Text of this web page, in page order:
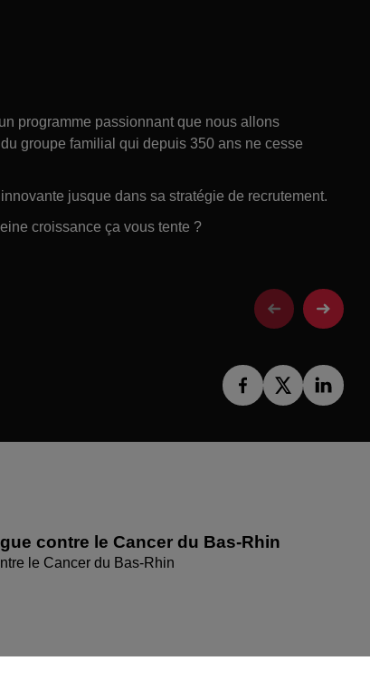
programme passionnant que nous allons
groupe familial qui depuis 350 ans ne cesse
jusque dans sa stratégie de recrutement.
croissance ça vous tente ?
contre le Cancer du Bas-Rhin
le Cancer du Bas-Rhin